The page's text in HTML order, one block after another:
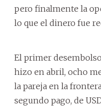
pero finalmente la
lo que el dinero fue
El primer
hizo en abril, ocho
la pareja en la
segundo pago, de